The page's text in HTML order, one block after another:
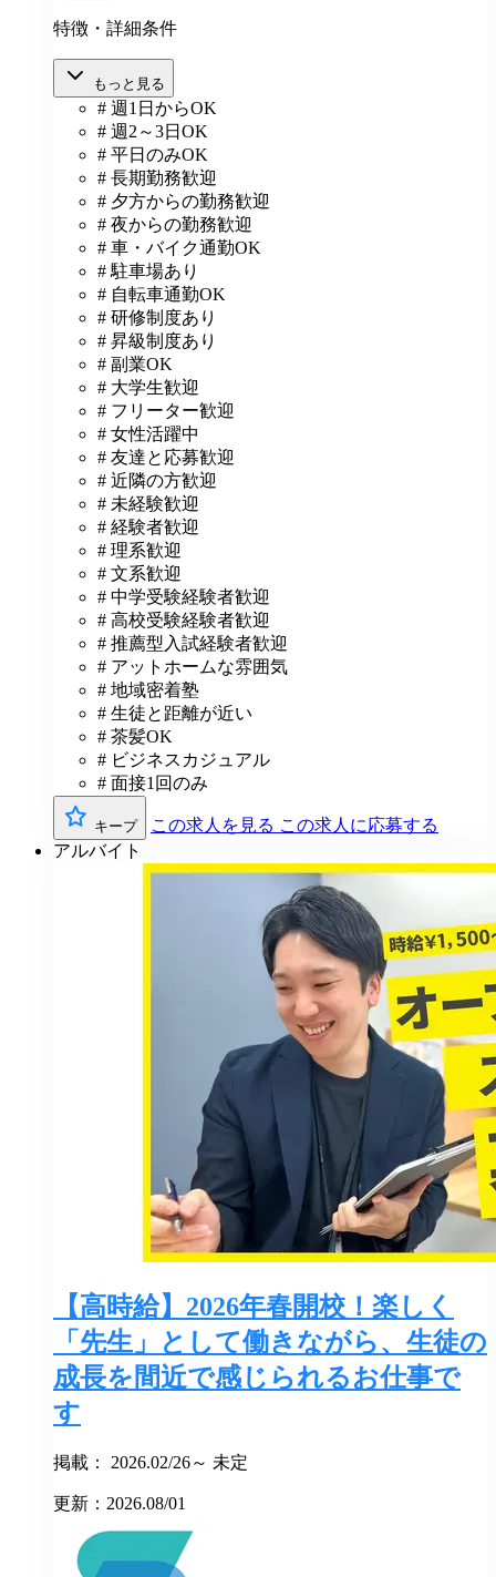
特徴・詳細条件
もっと見る
# 週1日からOK
# 週2～3日OK
# 平日のみOK
# 長期勤務歓迎
# 夕方からの勤務歓迎
# 夜からの勤務歓迎
# 車・バイク通勤OK
# 駐車場あり
# 自転車通勤OK
# 研修制度あり
# 昇級制度あり
# 副業OK
# 大学生歓迎
# フリーター歓迎
# 女性活躍中
# 友達と応募歓迎
# 近隣の方歓迎
# 未経験歓迎
# 経験者歓迎
# 理系歓迎
# 文系歓迎
# 中学受験経験者歓迎
# 高校受験経験者歓迎
# 推薦型入試経験者歓迎
# アットホームな雰囲気
# 地域密着塾
# 生徒と距離が近い
# 茶髪OK
# ビジネスカジュアル
# 面接1回のみ
キープ この求人を見る この求人に応募する
アルバイト
【高時給】2026年春開校！楽しく
「先生」として働きながら、生徒の
成長を間近で感じられるお仕事で
す
掲載： 2026.02/26～ 未定
更新：2026.08/01